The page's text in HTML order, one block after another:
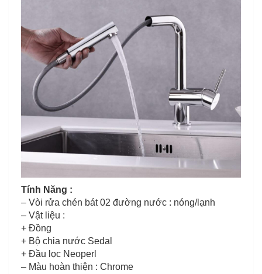
Tính Năng :
– Vòi rửa chén bát 02 đường nước : nóng/lạnh
– Vật liệu :
+ Đồng
+ Bộ chia nước Sedal
+ Đầu lọc Neoperl
– Màu hoàn thiện : Chrome